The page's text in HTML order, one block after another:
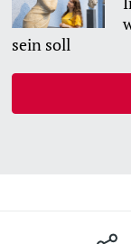
sein soll